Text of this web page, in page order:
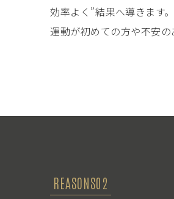
効率よく”結果へ導きます。
運動が初めての方や不安の
REASONS02